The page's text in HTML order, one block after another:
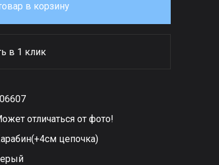
в корзину
в 1 клик
отличаться от фото!
цепочка)